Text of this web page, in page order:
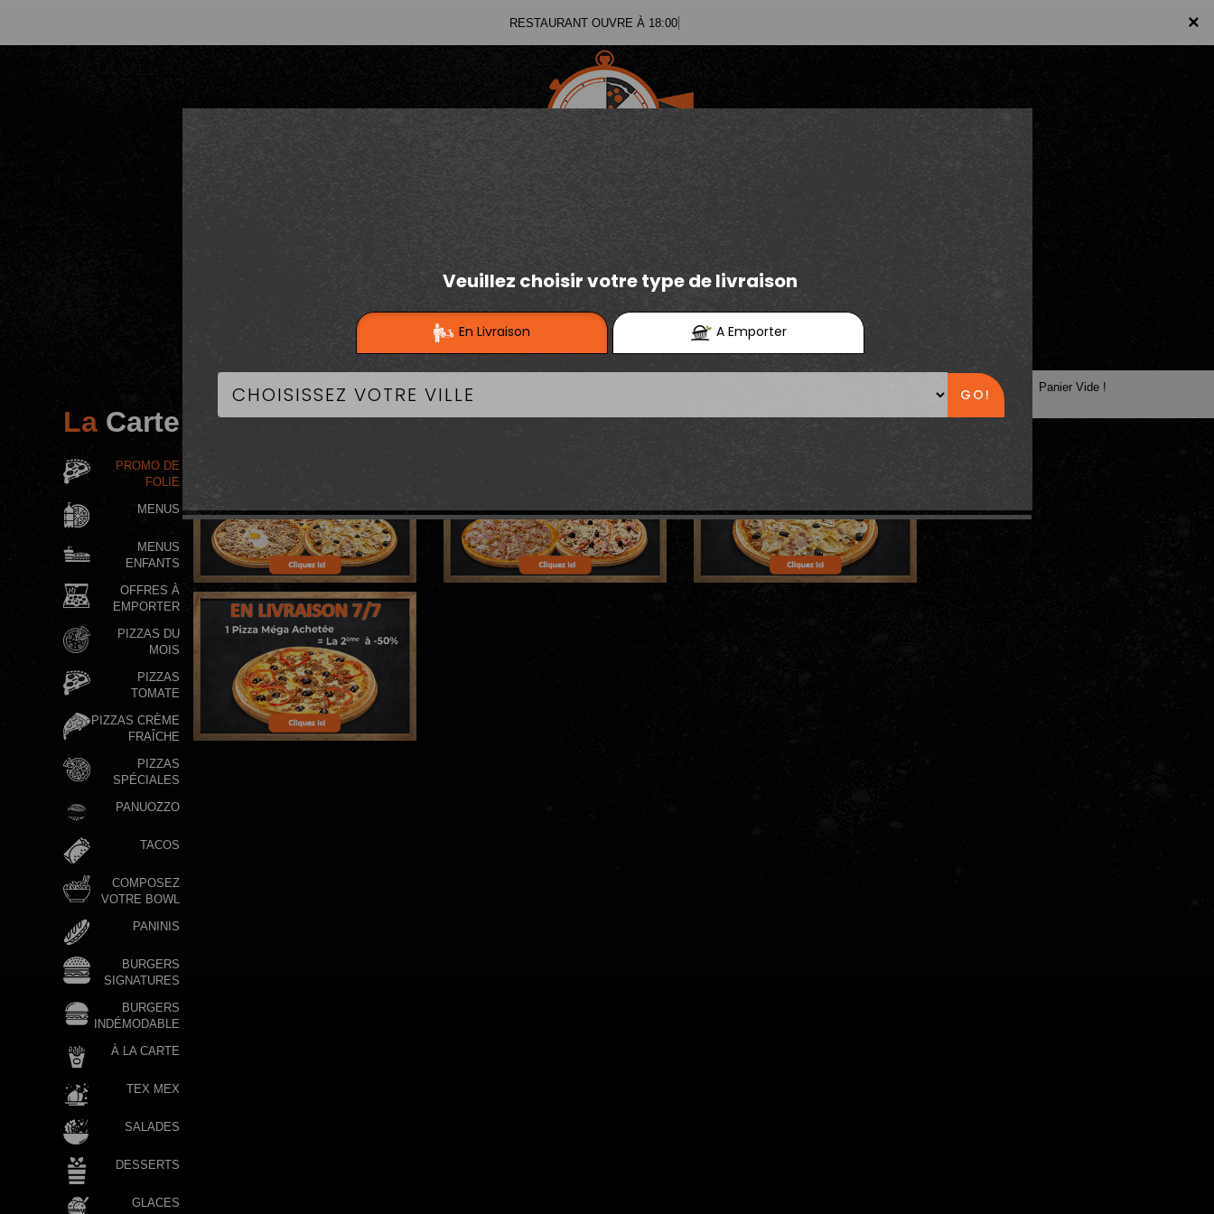
×
RESTAURANT OUVRE À 18:00 ×
La Carte
PROMO DE
FOLIE
MENUS
MENUS
ENFANTS
OFFRES À
EMPORTER
PIZZAS DU
MOIS
PIZZAS
TOMATE
PIZZAS CRÈME
FRAÎCHE
PIZZAS
SPÉCIALES
PANUOZZO
TACOS
COMPOSEZ
VOTRE BOWL
PANINIS
BURGERS
SIGNATURES
BURGERS
INDÉMODABLE
À LA CARTE
TEX MEX
SALADES
DESSERTS
GLACES
PROMO DE FOLIE Panier Vide !